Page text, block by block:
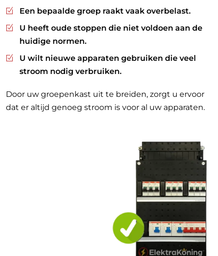
Een bepaalde groep raakt vaak overbelast.
U heeft oude stoppen die niet voldoen aan de
huidige normen.
U wilt nieuwe apparaten gebruiken die veel
stroom nodig verbruiken.
Door uw groepenkast uit te breiden, zorgt u ervoor
dat er altijd genoeg stroom is voor al uw apparaten.